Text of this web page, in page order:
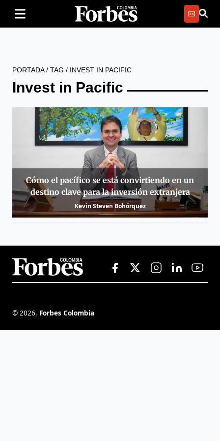
PORTADA/ TAG / INVEST IN PACIFIC
Invest in Pacific
Cómo el pacífico se está convirtiendo en un
destino clave para la inversión extranjera
Kevin Steven Bohórquez
© 2026, Forbes Colombia